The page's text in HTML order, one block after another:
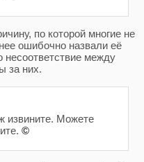
по которой многие не
ошибочно назвали её
между
за них.
извините. Можете
©